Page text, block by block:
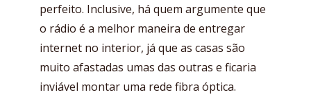
perfeito. Inclusive, há quem argumente que
o rádio é a melhor maneira de entregar
internet no interior, já que as casas são
muito afastadas umas das outras e ficaria
inviável montar uma rede fibra óptica.